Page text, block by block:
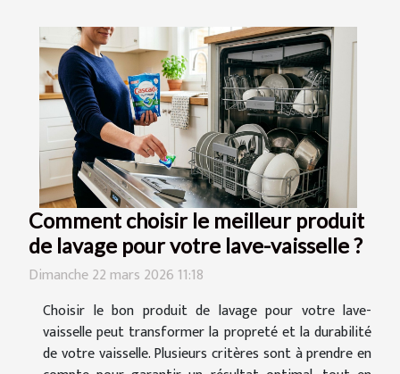
Comment choisir le meilleur produit
de lavage pour votre lave-vaisselle ?
Dimanche 22 mars 2026 11:18
Choisir le bon produit de lavage pour votre lave-
vaisselle peut transformer la propreté et la durabilité
de votre vaisselle. Plusieurs critères sont à prendre en